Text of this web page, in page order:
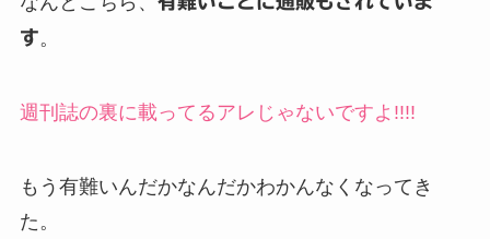
す。
週刊誌の裏に載ってるアレじゃないですよ!!!!
もう有難いんだかなんだかわかんなくなってき
た。